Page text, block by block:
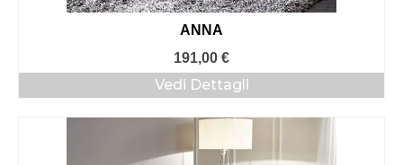
ANNA
191,00 €
Vedi Dettagli